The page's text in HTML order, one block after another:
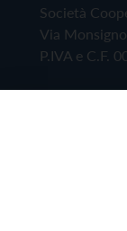
Società
Via
P.IVA e C.F.